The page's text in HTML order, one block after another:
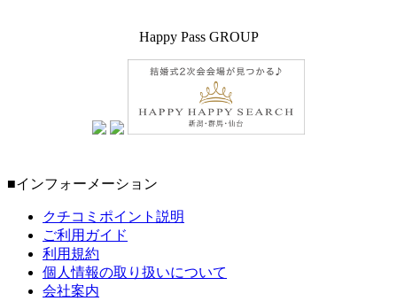
Happy Pass GROUP
■インフォーメーション
クチコミポイント説明
ご利用ガイド
利用規約
個人情報の取り扱いについて
会社案内